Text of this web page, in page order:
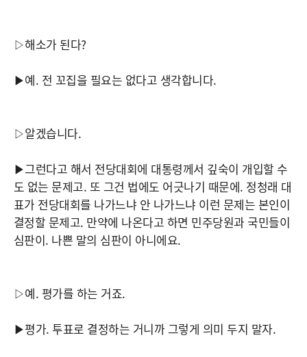
▷해소가 된다?
▶예. 전 꼬집을 필요는 없다고 생각합니다.
▷알겠습니다.
▶그런다고 해서 전당대회에 대통령께서 깊숙이 개입할 수
도 없는 문제고. 또 그건 법에도 어긋나기 때문에. 정청래 대
표가 전당대회를 나가느냐 안 나가느냐 이런 문제는 본인이
결정할 문제고. 만약에 나온다고 하면 민주당원과 국민들이
심판이. 나쁜 말의 심판이 아니에요.
▷예. 평가를 하는 거죠.
▶평가. 투표로 결정하는 거니까 그렇게 의미 두지 말자.